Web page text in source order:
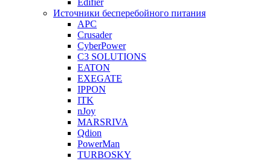
Edifier
Источники бесперебойного питания
APC
Crusader
CyberPower
C3 SOLUTIONS
EATON
EXEGATE
IPPON
ITK
nJoy
MARSRIVA
Qdion
PowerMan
TURBOSKY